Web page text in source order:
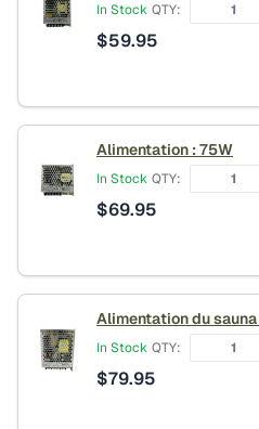
In Stock QTY:
$59.95
Alimentation : 75W
In Stock QTY:
$69.95
Alimentation du
In Stock QTY:
$79.95